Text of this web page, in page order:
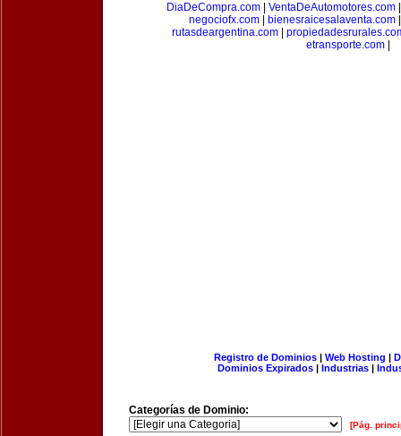
DiaDeCompra.com| VentaDeAutomotores.com
negociofx.com| bienesraicesalaventa.com
rutasdeargentina.com
etransporte.com
Registro de Dominios| Web Hosting |
Dominios Expirados | Industrias |
Categorías de Dominio:
[Pág.